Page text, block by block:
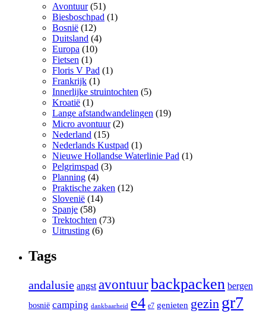
Avontuur(51)
Biesboschpad (1)
Bosnië (12)
Duitsland (4)
Europa (10)
Fietsen (1)
Floris V Pad (1)
Frankrijk (1)
Innerlijke struintochten (5)
Kroatië (1)
Lange afstandwandelingen (19)
Micro avontuur(2)
Nederland (15)
Nederlands Kustpad (1)
Nieuwe Hollandse Waterlinie Pad (1)
Pelgrimspad (3)
Planning (4)
Praktische zaken (12)
Slovenië (14)
Spanje (58)
Trektochten (73)
Uitrusting (6)
Tags
andalusie angst avontuurbackpacken bergen
bosnië camping dankbaarheid e4 e7 genieten gezin gr7